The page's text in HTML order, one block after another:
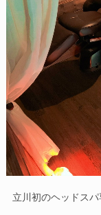
立川初のヘッドスパ